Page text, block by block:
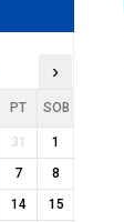
›
PT SOB
31
1
7
8
14
15